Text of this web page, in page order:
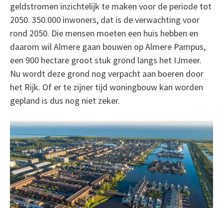
geldstromen inzichtelijk te maken voor de periode tot
2050. 350.000 inwoners, dat is de verwachting voor
rond 2050. Die mensen moeten een huis hebben en
daarom wil Almere gaan bouwen op Almere Pampus,
een 900 hectare groot stuk grond langs het IJmeer.
Nu wordt deze grond nog verpacht aan boeren door
het Rijk. Of er te zijner tijd woningbouw kan worden
gepland is dus nog niet zeker.